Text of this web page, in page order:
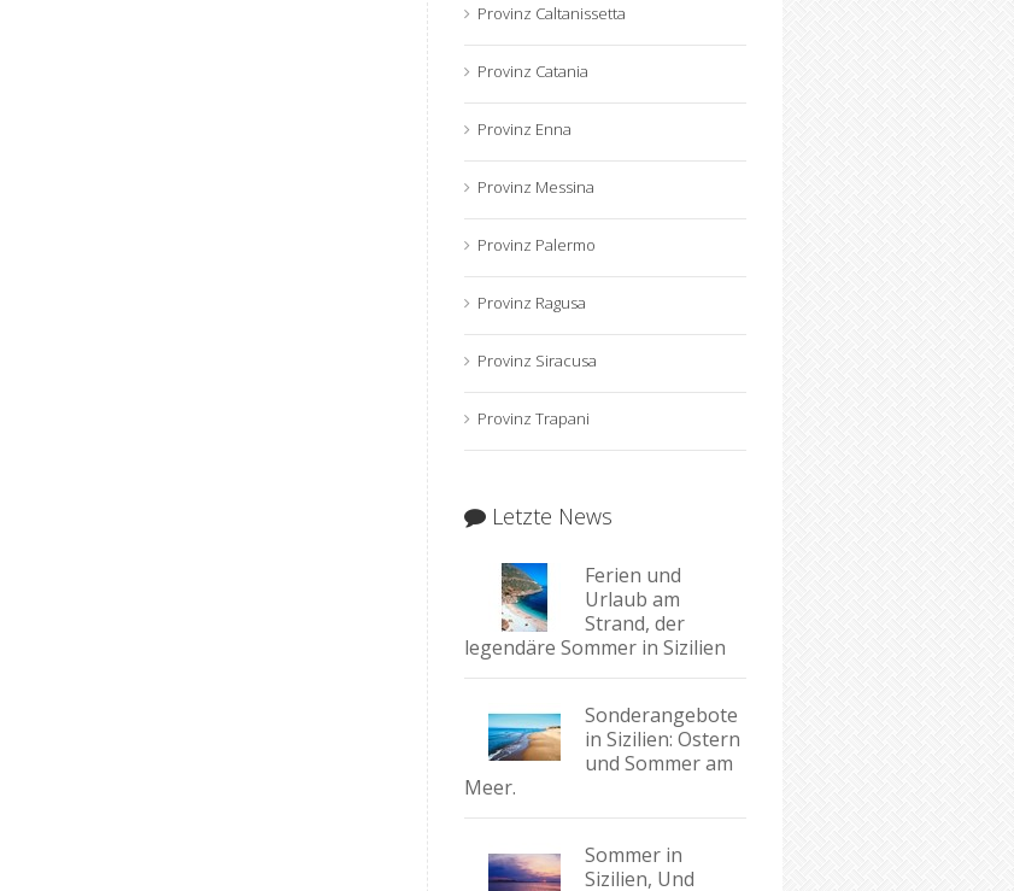
Provinz Caltanissetta
Provinz Catania
Provinz Enna
Provinz Messina
Provinz Palermo
Provinz Ragusa
Provinz Siracusa
Provinz Trapani
Letzte News
Ferien und
Urlaub am
Strand, der
legendäre Sommer in Sizilien
Sonderangebote
in Sizilien: Ostern
und Sommer am
Meer.
Sommer in
Sizilien, Und